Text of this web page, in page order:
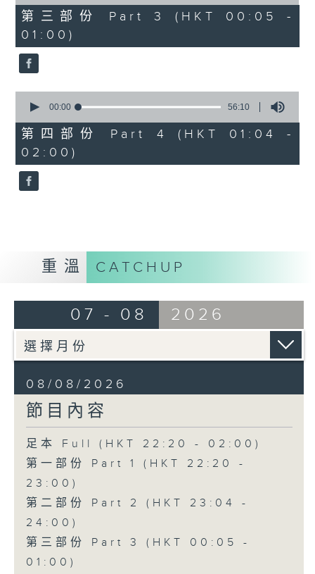
節目時間：0100-0200
節目名稱：越劇欣賞
節目主持：陳箋
「花為媒(二)」
由 周雅琴、楊文蔚、 朱祝芬、傅頌
英 主唱
55
minutes,
20
seconds
第三部份 Part 3 (HKT 00:05 -
01:00)
seconds
56
minutes,
10
seconds
00:00 56:10
第四部份 Part 4 (HKT 01:04 -
02:00)
重溫 CATCHUP
07 - 08 2026
08/08/2026
節目內容
足本 Full (HKT 22:20 - 02:00)
第一部份 Part 1 (HKT 22:20 -
23:00)
第二部份 Part 2 (HKT 23:04 -
24:00)
第三部份 Part 3 (HKT 00:05 -
01:00)